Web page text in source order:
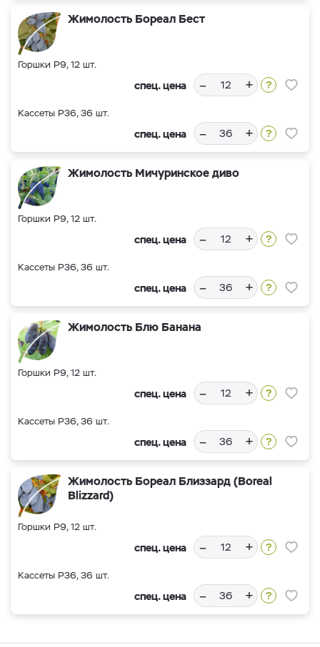
Жимолость Бореал Бест
Горшки Р9, 12 шт.
спец. цена – +
Кассеты Р36, 36 шт.
спец. цена – +
Жимолость Мичуринское диво
Горшки Р9, 12 шт.
спец. цена – +
Кассеты Р36, 36 шт.
спец. цена – +
Жимолость Блю Банана
Горшки Р9, 12 шт.
спец. цена – +
Кассеты Р36, 36 шт.
спец. цена – +
Жимолость Бореал Близзард (Boreal
Blizzard)
Горшки Р9, 12 шт.
спец. цена – +
Кассеты Р36, 36 шт.
спец. цена – +